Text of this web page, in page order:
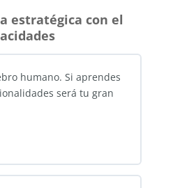
0/1 pasos
pirámide de Maslow con los
estratégica con el
humano. Si aprendes
será tu gran